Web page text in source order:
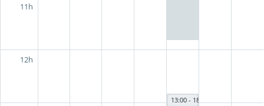
13:00 - 18:00
11h
12h